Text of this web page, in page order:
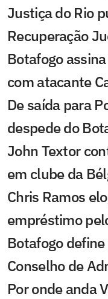
Justiça do Rio
Recuperação
Botafogo
com atacante
De saída para
despede do
John Textor
em clube da
Chris Ramos
empréstimo
Botafogo
Conselho de
Por onde anda